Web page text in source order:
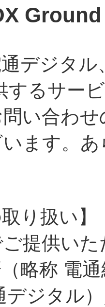
デジタ
するサー
い合わ
ます。
り扱い】
提供い
略称 電
デジタル